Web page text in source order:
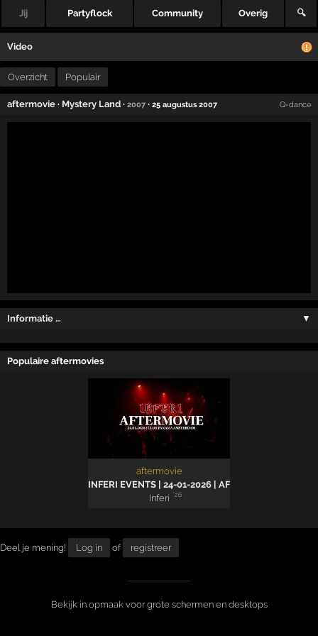
Jij Partyflock Community Overig 🔍
Video
Overzicht Populair
aftermovie · Mystery Land ·2007 ·25 augustus 2007 Q-dance
Informatie … ▼
Populaire aftermovies
aftermovie
INFERI EVENTS | 24-01-2026 | AFTERMOVIE
Inferi
'26
Deel je mening! Log in of registreer
Bekijk in opmaak voor grote schermen en desktops